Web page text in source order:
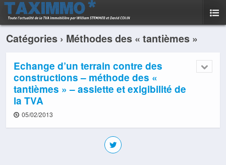
Catégories › Méthodes des « tantièmes »
Echange d’un terrain contre des
constructions – méthode des «
tantièmes » – assiette et exigibilité de
la TVA
05/02/2013